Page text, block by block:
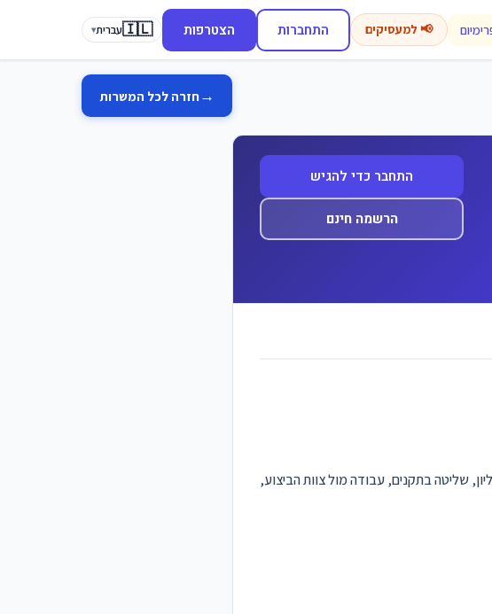
📢 למעסיקים התחברות הצטרפות 🇮🇱עברית▾
→חזרה לכל המשרות
התחבר כדי להגיש
הרשמה חינם
שליטה בתקנים, עבודה מול צוות הביצוע,